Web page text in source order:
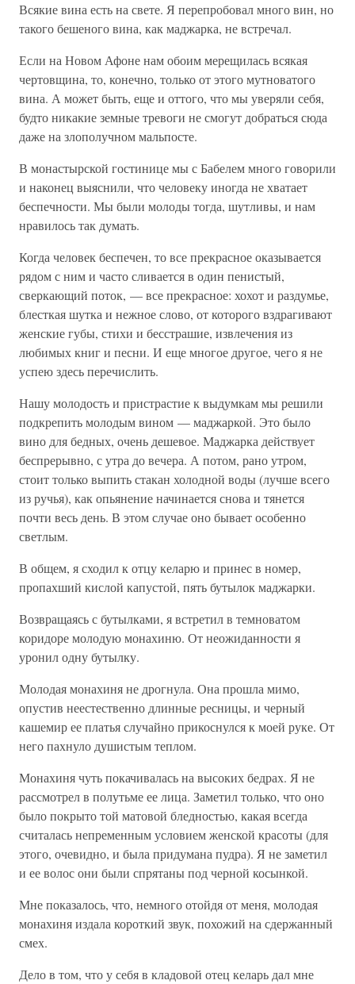
Всякие вина есть на свете. Я перепробовал много вин, но
такого бешеного вина, как маджарка, не встречал.
Если на Новом Афоне нам обоим мерещилась всякая
чертовщина, то, конечно, только от этого мутноватого
вина. А может быть, еще и оттого, что мы уверяли себя,
будто никакие земные тревоги не смогут добраться сюда
даже на злополучном мальпосте.
В монастырской гостинице мы с Бабелем много говорили
и наконец выяснили, что человеку иногда не хватает
беспечности. Мы были молоды тогда, шутливы, и нам
нравилось так думать.
Когда человек беспечен, то все прекрасное оказывается
рядом с ним и часто сливается в один пенистый,
сверкающий поток, — все прекрасное: хохот и раздумье,
блесткая шутка и нежное слово, от которого вздрагивают
женские губы, стихи и бесстрашие, извлечения из
любимых книг и песни. И еще многое другое, чего я не
успею здесь перечислить.
Нашу молодость и пристрастие к выдумкам мы решили
подкрепить молодым вином — маджаркой. Это было
вино для бедных, очень дешевое. Маджарка действует
беспрерывно, с утра до вечера. А потом, рано утром,
стоит только выпить стакан холодной воды (лучше всего
из ручья), как опьянение начинается снова и тянется
почти весь день. В этом случае оно бывает особенно
светлым.
В общем, я сходил к отцу келарю и принес в номер,
пропахший кислой капустой, пять бутылок маджарки.
Возвращаясь с бутылками, я встретил в темноватом
коридоре молодую монахиню. От неожиданности я
уронил одну бутылку.
Молодая монахиня не дрогнула. Она прошла мимо,
опустив неестественно длинные ресницы, и черный
кашемир ее платья случайно прикоснулся к моей руке. От
него пахнуло душистым теплом.
Монахиня чуть покачивалась на высоких бедрах. Я не
рассмотрел в полутьме ее лица. Заметил только, что оно
было покрыто той матовой бледностью, какая всегда
считалась непременным условием женской красоты (для
этого, очевидно, и была придумана пудра). Я не заметил
и ее волос они были спрятаны под черной косынкой.
Мне показалось, что, немного отойдя от меня, молодая
монахиня издала короткий звук, похожий на сдержанный
смех.
Дело в том, что у себя в кладовой отец келарь дал мне